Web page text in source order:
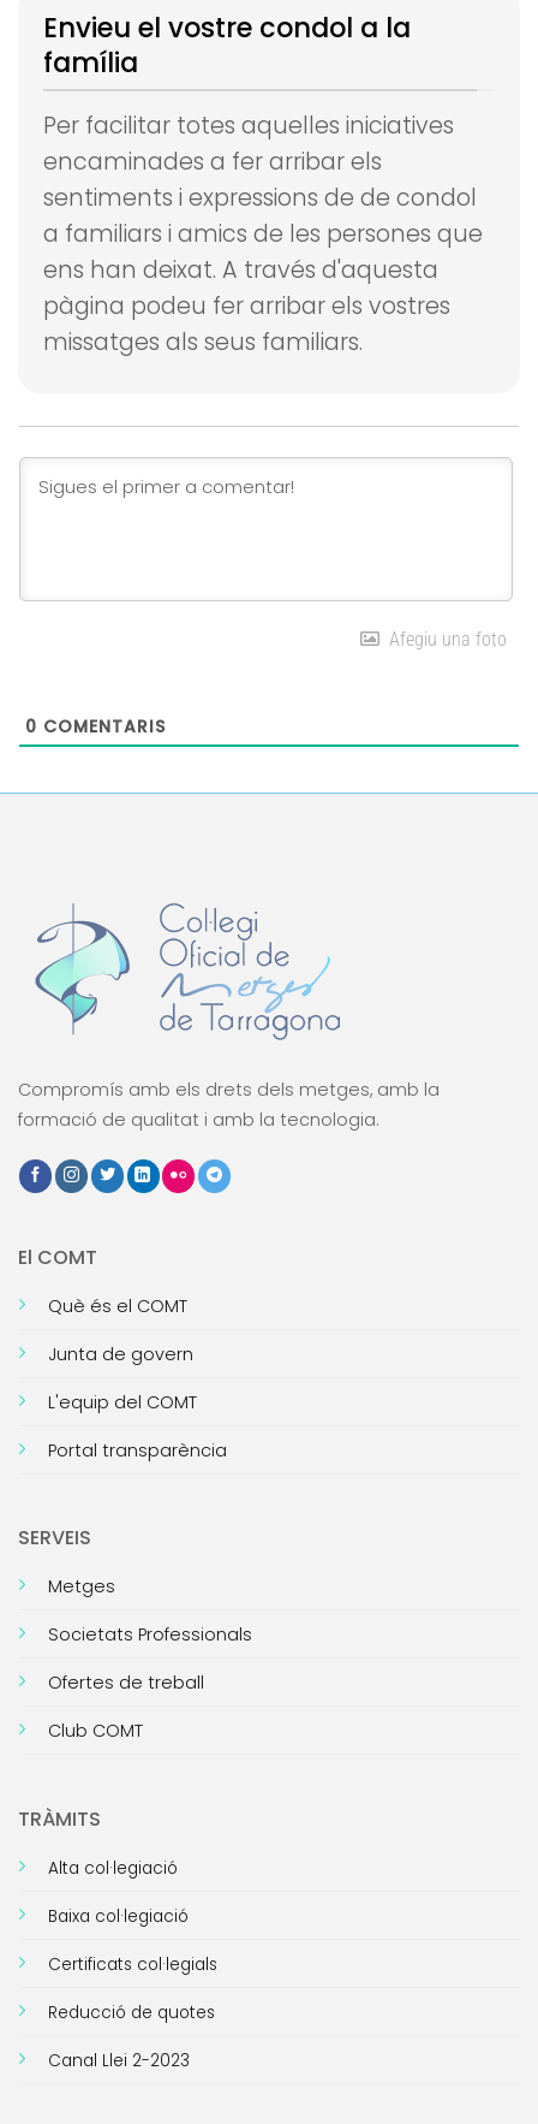
Envieu el vostre condol a la
família
Per facilitar totes aquelles iniciatives
encaminades a fer arribar els
sentiments i expressions de de condol
a familiars i amics de les persones que
ens han deixat. A través d'aquesta
pàgina podeu fer arribar els vostres
missatges als seus familiars.
Afegiu una foto
0 COMENTARIS
Compromís amb els drets dels metges, amb la
formació de qualitat i amb la tecnologia.
El COMT
Què és el COMT
Junta de govern
L'equip del COMT
Portal transparència
SERVEIS
Metges
Societats Professionals
Ofertes de treball
Club COMT
TRÀMITS
Alta col·legiació
Baixa col·legiació
Certificats col·legials
Reducció de quotes
Canal Llei 2-2023